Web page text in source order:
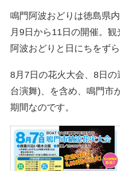
鳴門阿波おどりは徳島県
月9日から11日の開催。
阿波おどりと日にちをず
8月7日の花火大会、8日
台演舞)、を含め、鳴門市
期間なのです。